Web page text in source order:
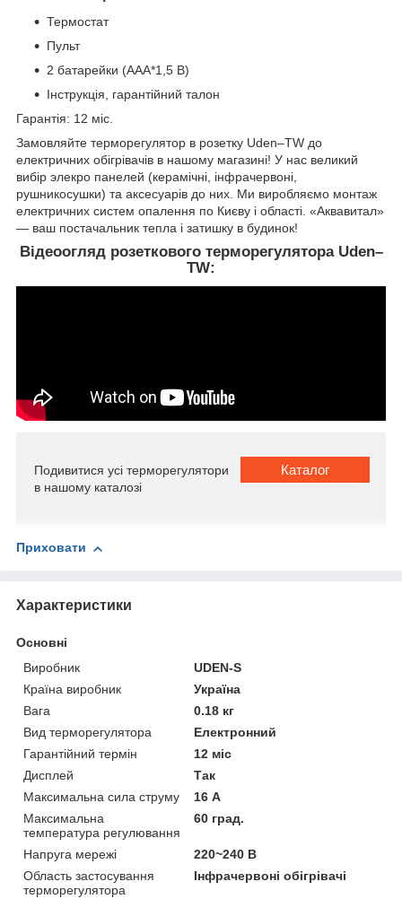
Термостат
Пульт
2 батарейки (ААА*1,5 В)
Інструкція, гарантійний талон
Гарантія: 12 міс.
Замовляйте терморегулятор в розетку Uden–TW до
електричних обігрівачів в нашому магазині! У нас великий
вибір элекро панелей (керамічні, інфрачервоні,
рушникосушки) та аксесуарів до них. Ми виробляємо монтаж
електричних систем опалення по Києву і області. «Аквавитал»
— ваш постачальник тепла і затишку в будинок!
Відеоогляд розеткового терморегулятора Uden–
TW:
Подивитися усі терморегулятори
в нашому каталозі
Каталог
Приховати
Характеристики
Основні
Виробник
UDEN-S
Країна виробник
Україна
Вага
0.18 кг
Вид терморегулятора
Електронний
Гарантійний термін
12 міс
Дисплей
Так
Максимальна сила струму
16 А
Максимальна
температура регулювання
60 град.
Напруга мережі
220~240 В
Область застосування
терморегулятора
Інфрачервоні обігрівачі